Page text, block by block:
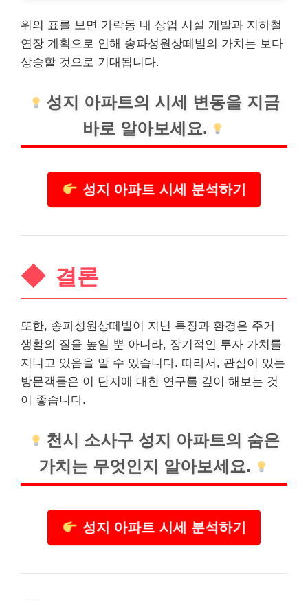
위의 표를 보면 가락동 내 상업 시설 개발과 지하철
연장 계획으로 인해 송파성원상떼빌의 가치는 보다
상승할 것으로 기대됩니다.
성지 아파트의 시세 변동을 지금
바로 알아보세요.
성지 아파트 시세 분석하기
결론
또한, 송파성원상떼빌이 지닌 특징과 환경은 주거
생활의 질을 높일 뿐 아니라, 장기적인 투자 가치를
지니고 있음을 알 수 있습니다. 따라서, 관심이 있는
방문객들은 이 단지에 대한 연구를 깊이 해보는 것
이 좋습니다.
천시 소사구 성지 아파트의 숨은
가치는 무엇인지 알아보세요.
성지 아파트 시세 분석하기